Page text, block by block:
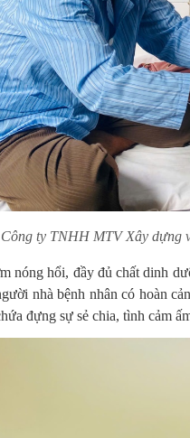
ty TNHH MTV Xây dựng
nóng hổi, đầy đủ chất dinh
nhà bệnh nhân có hoàn
đựng sự sẻ chia, tình cảm